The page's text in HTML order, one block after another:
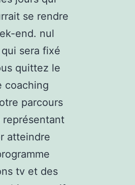
se rendre
end. nul
sera fixé
quittez le
coaching
parcours
atteindre
tv et des